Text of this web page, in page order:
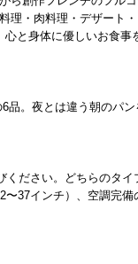
理・肉料理・デザート・
と身体に優しいお食事
品。夜とは違う朝のパン
ください。どちらのタイ
37インチ）、空調完備